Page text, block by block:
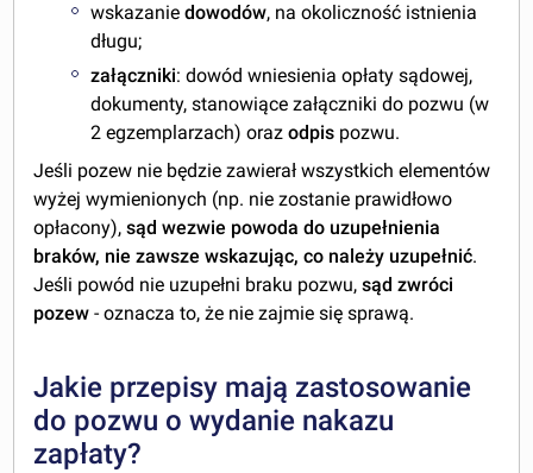
wskazaniedowodów, na okoliczność istnienia
długu;
załączniki: dowód wniesienia opłaty sądowej,
dokumenty, stanowiące załączniki do pozwu (w
2 egzemplarzach) orazodpis pozwu.
Jeśli pozew nie będzie zawierał wszystkich elementów
wyżej wymienionych (np. nie zostanie prawidłowo
opłacony),sąd wezwie powoda do uzupełnienia
braków, nie zawsze wskazując, co należy uzupełnić.
Jeśli powód nie uzupełni braku pozwu,sąd zwróci
pozew - oznacza to, że nie zajmie się sprawą.
Jakie przepisy mają zastosowanie
do pozwu o wydanie nakazu
zapłaty?